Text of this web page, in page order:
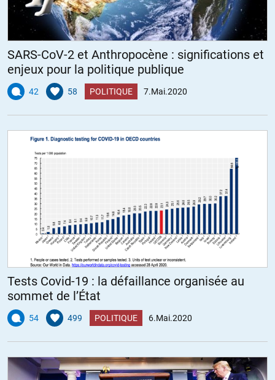
SARS-CoV-2 et Anthropocène : significations et
enjeux pour la politique publique
42 58 POLITIQUE 7.Mai.2020
Tests Covid-19 : la défaillance organisée au
sommet de l’État
54 499 POLITIQUE 6.Mai.2020